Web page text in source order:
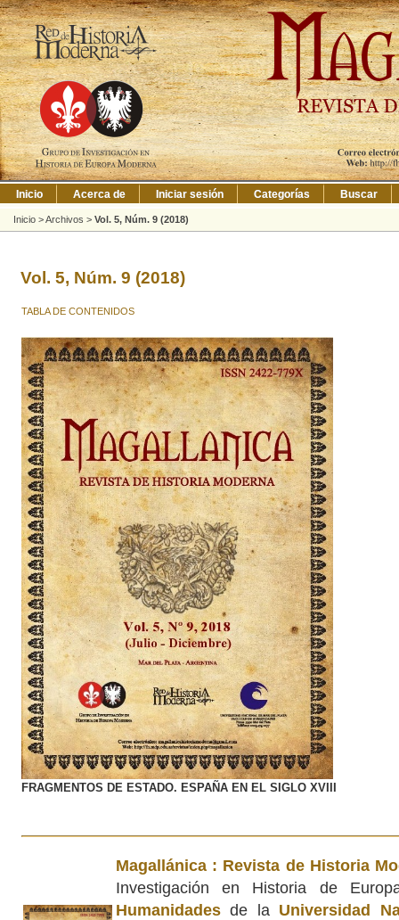
Inicio Acerca de Iniciar sesión Categorías Buscar
Inicio >Archivos > Vol. 5, Núm. 9 (2018)
Vol. 5, Núm. 9 (2018)
TABLA DE CONTENIDOS
FRAGMENTOS DE ESTADO. ESPAÑA EN EL SIGLO XVIII
Magallánica : Revista de Historia
Investigación en Historia de
Humanidadesde la Universidad